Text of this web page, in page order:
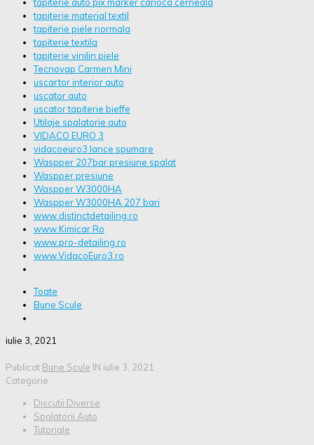
tapiterie material textil
tapiterie piele normala
tapiterie textila
tapiterie vinilin piele
Tecnovap Carmen Mini
uscartor interior auto
uscator auto
uscator tapiterie bieffe
Utilaje spalatorie auto
VIDACO EURO 3
vidacoeuro3 lance spumare
Waspper 207bar presiune spalat
Waspper presiune
Waspper W3000HA
Waspper W3000HA 207 bari
www.distinctdetailing.ro
www.Kimicar.Ro
www.pro-detailing.ro
www.VidacoEuro3.ro
Toate
Bune Scule
iulie 3, 2021
Publicat Bune Scule IN iulie 3, 2021
Categorie
Discutii Diverse
Spalatorii Auto
Tutoriale